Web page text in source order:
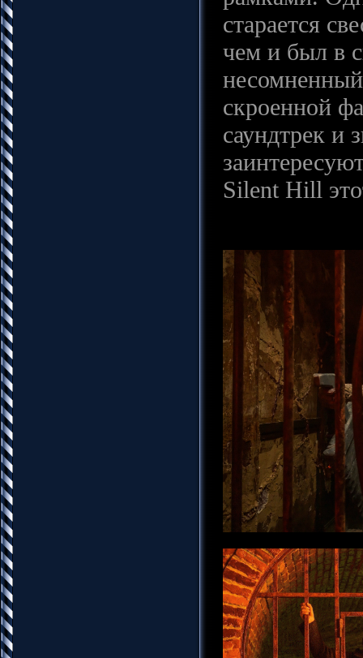
старается
чем и был в
скроенной
саундтрек и
Silent Hill